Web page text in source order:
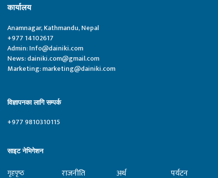
कार्यालय
Anamnagar, Kathmandu, Nepal
+977 14102617
Admin:Info@dainiki.com
News:dainiki.com@gmail.com
Marketing:marketing@dainiki.com
विज्ञापनका लागि सम्पर्क
+977 9810310115
साइट नेभिगेशन
गृहपृष्‍ठ राजनीति अर्थ पर्यटन